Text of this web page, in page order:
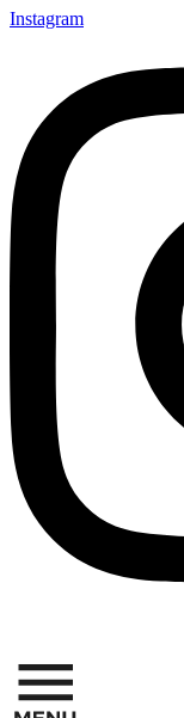
Instagram